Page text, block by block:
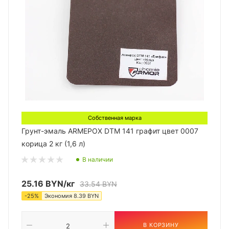
Собственная марка
Грунт-эмаль ARMEPOX DTM 141 графит цвет 0007
корица 2 кг (1,6 л)
В наличии
25.16 BYN/кг 33.54BYN
-25% Экономия 8.39 BYN
В КОРЗИНУ